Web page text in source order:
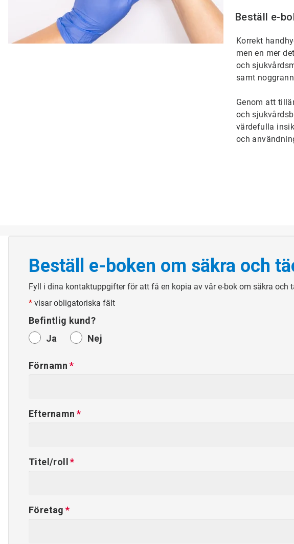
Beställ e-
Korrekt
men en mer
och
samt
Genom att
och
värdefulla
och
Beställ e-boken om säkra och
Fyll i dina kontaktuppgifter för att få en kopia av vår e-bok om säkra och
* visar obligatoriska fält
Befintlig kund?
Ja
Nej
Förnamn
Efternamn
Titel/roll
Företag